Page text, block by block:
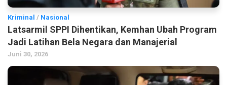
Kriminal / Nasional
Latsarmil SPPI Dihentikan, Kemhan Ubah Program
Jadi Latihan Bela Negara dan Manajerial
Juni 30, 2026